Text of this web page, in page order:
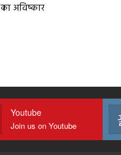
अविष्कार
Youtube
Join us on Youtube